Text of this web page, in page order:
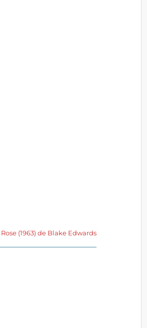
(1963) de Blake Edwards